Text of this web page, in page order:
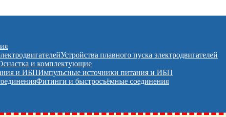
Устройства плавного пуска электродвигателей
и комплектующие
Импульсные источники питания и ИБП
Фитинги и быстросъёмные соединения